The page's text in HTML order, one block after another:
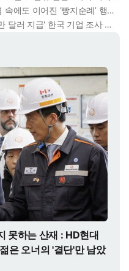
'더위 먹어도 빵은 먹고 싶어!' 폭염 속에도 이어진 ‘빵지순례’ 행렬 : 성심당이 대기 손님 위해 준비한 것들
미국 민주당, '트럼프 회사에 200만 달러 지급' 한국 기업 조사 착수 : 트럼프 덕분에 이득 챙기려 했나
못하는 산재 : HD현대
은 오너의 '결단'만 남았